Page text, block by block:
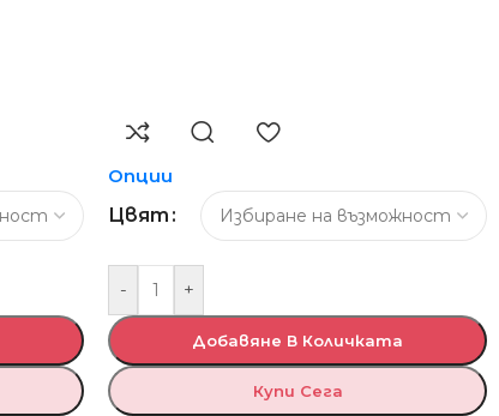
Опции
Цвят
- +
Добавяне В Количката
Купи Сега